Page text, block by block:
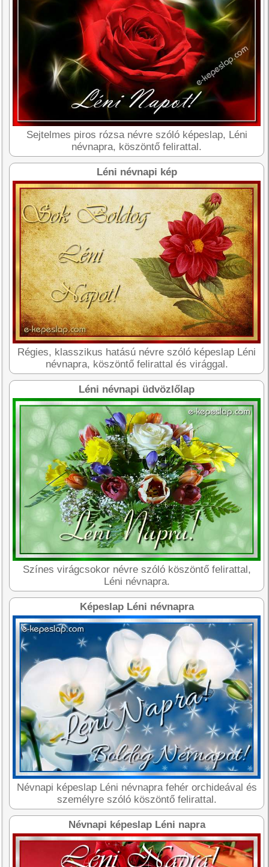
Sejtelmes piros rózsa névre szóló képeslap, Léni
névnapra, köszöntő felirattal.
Léni névnapi kép
Régies, klasszikus hatású névre szóló képeslap Léni
névnapra, köszöntő felirattal és virággal.
Léni névnapi üdvözlőlap
Színes virágcsokor névre szóló köszöntő felirattal,
Léni névnapra.
Képeslap Léni névnapra
Névnapi képeslap Léni névnapra fehér orchideával és
személyre szóló köszöntő felirattal.
Névnapi képeslap Léni napra